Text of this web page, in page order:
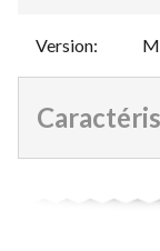
Version: